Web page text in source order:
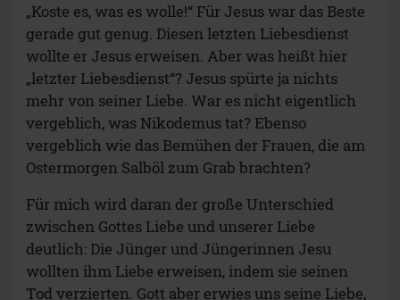
„Koste es, was es wolle!“ Für Jesus war das Beste
gerade gut genug. Diesen letzten Liebesdienst
wollte er Jesus erweisen. Aber was heißt hier
„letzter Liebesdienst“? Jesus spürte ja nichts
mehr von seiner Liebe. War es nicht eigentlich
vergeblich, was Nikodemus tat? Ebenso
vergeblich wie das Bemühen der Frauen, die am
Ostermorgen Salböl zum Grab brachten?
Für mich wird daran der große Unterschied
zwischen Gottes Liebe und unserer Liebe
deutlich: Die Jünger und Jüngerinnen Jesu
wollten ihm Liebe erweisen, indem sie seinen
Tod verzierten. Gott aber erwies uns seine Liebe,